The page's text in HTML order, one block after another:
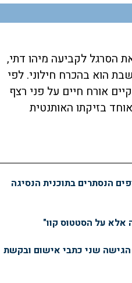
הסרגל לקביעה מיהו דתי,
הוא בהכרח חילוני. לפי
אורח חיים על פני רצף
בזיקתו האותנטית
הנסתרים בתוכנית הנסיגה
אלא על הסטטוס קוו"
שני כתבי אישום ובקשת